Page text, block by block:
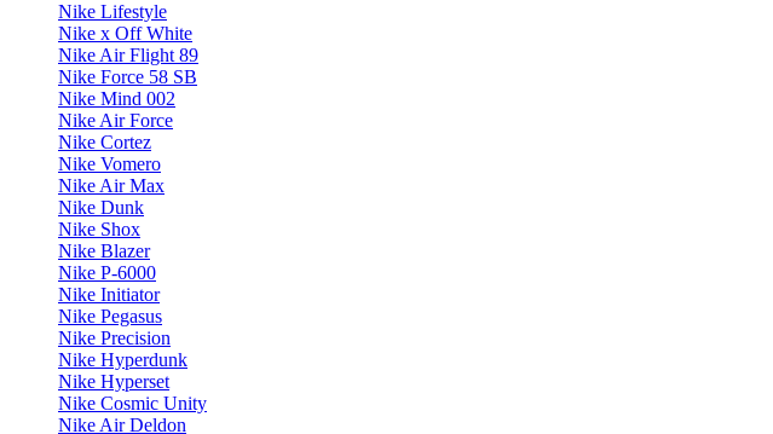
Nike Lifestyle
Nike x Off White
Nike Air Flight 89
Nike Force 58 SB
Nike Mind 002
Nike Air Force
Nike Cortez
Nike Vomero
Nike Air Max
Nike Dunk
Nike Shox
Nike Blazer
Nike P-6000
Nike Initiator
Nike Pegasus
Nike Precision
Nike Hyperdunk
Nike Hyperset
Nike Cosmic Unity
Nike Air Deldon